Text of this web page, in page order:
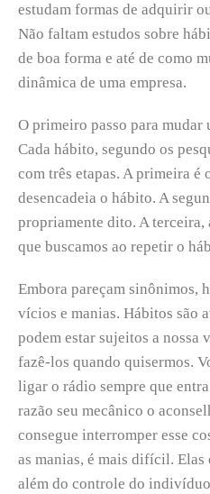
estudam formas de adquirir
Não faltam estudos sobre
de boa forma e até de como
dinâmica de uma empresa.
O primeiro passo para mudar
Cada hábito, segundo os
com três etapas. A primeira é
desencadeia o hábito. A
propriamente dito. A terceira,
que buscamos ao repetir o
Embora pareçam sinônimos,
vícios e manias. Hábitos são
podem estar sujeitos a nossa
fazê-los quando quisermos.
ligar o rádio sempre que
razão seu mecânico o
consegue interromper esse
as manias, é mais difícil.
além do controle do